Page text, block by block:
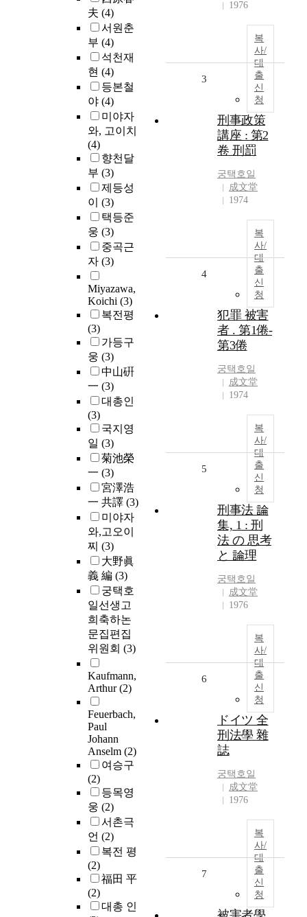
夫 (4)
서원춘
부 (4)
석천재
현 (4)
등본철
야 (4)
미야자
와, 고이치
(4)
향천달
부 (3)
제등성
이 (3)
택등준
웅 (3)
중곡근
자 (3)
Miyazawa,
Koichi (3)
복전평
(3)
가등구
웅 (3)
中山硏
一 (3)
대총인
(3)
국지영
일 (3)
菊池榮
一 (3)
宮澤浩
一 共譯 (3)
미야자
와,고오이
찌 (3)
大野眞
義 編 (3)
궁택호
일선생고
희축하논
문집편집
위원회 (3)
Kaufmann,
Arthur(2)
Feuerbach,
Paul
Johann
Anselm (2)
여승구
(2)
등목영
웅 (2)
서촌극
언 (2)
복전 평
(2)
福田 平
(2)
대총 인
1976
복
사/
대
출
신
청
3
刑事政策
講座 : 第2
卷 刑罰
궁택호일
成文堂
1974
복
사/
대
출
신
청
4
犯罪 被害
者 . 第1倦-
第3倦
궁택호일
成文堂
1974
복
사/
대
출
신
청
5
刑事法 論
集, 1 : 刑
法 の 思考
と 論理
궁택호일
成文堂
1976
복
사/
대
출
신
청
6
ドイツ 全
刑法學 雜
誌
궁택호일
成文堂
1976
복
사/
대
출
신
청
7